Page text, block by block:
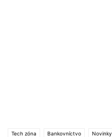
Tech zóna Bankovníctvo Novinky